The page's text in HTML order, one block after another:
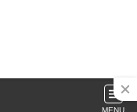
MENU